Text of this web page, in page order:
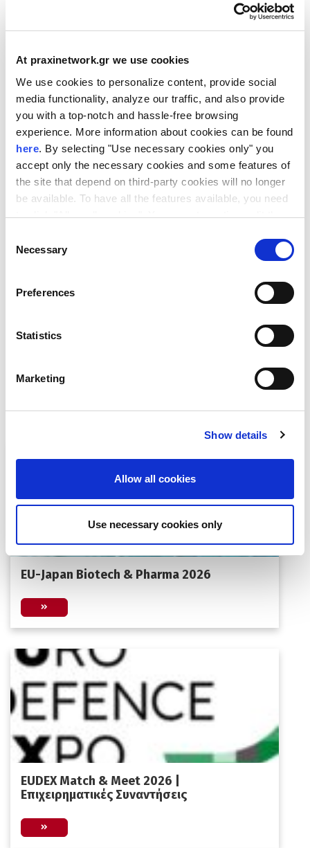
At praxinetwork.gr we use cookies
We use cookies to personalize content, provide social
media functionality, analyze our traffic, and also provide
you with a top-notch and hassle-free browsing
experience. More information about cookies can be found
here. By selecting "Use necessary cookies only" you
accept only the necessary cookies and some features of
the site that depend on third-party cookies will no longer
be available. To have all the features available, you need
to click "Allow all cookies". You can at any time edit the
our site under "Manage cookies".
Selection
Necessary
Preferences
Statistics
Marketing
Show details
Allow all cookies
Use necessary cookies only
ετοιμότητας, ανάλυση αγοράς, coaching για
επενδυτές, με στόχο την ενίσχυση της
μετάβαση από την τεχνολογική ανάπτυξη στην
εμπορική κλιμάκωση.
Ευρωπαϊκό Συμβούλιο Καινοτομίας (EIC)
για τη στήριξη καινοτομιών υψηλού αντίκτυπου από την
δισ. ευρώ για την περίοδο 2021–2027. Προσφέρει
Περισσότερα Νέα:
EU-Japan Biotech & Pharma 2026
EUDEX Match & Meet 2026 |
Επιχειρηματικές Συναντήσεις